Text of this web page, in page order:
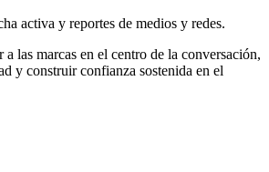
activa y reportes de medios y redes.
a las marcas en el centro de la conversación,
y construir confianza sostenida en el